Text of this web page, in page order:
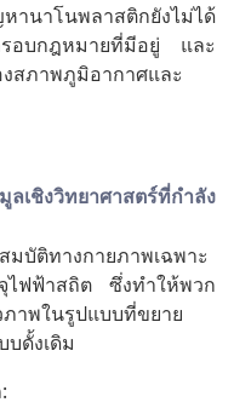
านาโนพลาสติกยังไม่ได้
รอบกฎหมายที่มีอยู่ และ
สภาพภูมิอากาศและ
เชิงวิทยาศาสตร์ที่กำลัง
บัติทางกายภาพเฉพาะ
ไฟฟ้าสถิต ซึ่งทำให้พวก
าพในรูปแบบที่ขยาย
ดั้งเดิม